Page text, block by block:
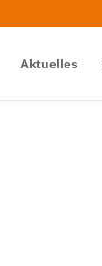
Aktuelles